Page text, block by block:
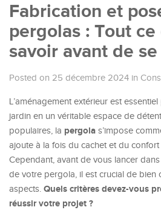
Fabrication et
pergolas : Tout ce
savoir avant de
Posted on 25 décembre 2024 in
L’aménagement extérieur est
jardin en un véritable espace de
populaires, la pergola s’impose
ajoute à la fois du cachet et du
Cependant, avant de vous lancer
de votre pergola, il est crucial de bien
aspects. Quels critères devez-vous
réussir votre projet ?